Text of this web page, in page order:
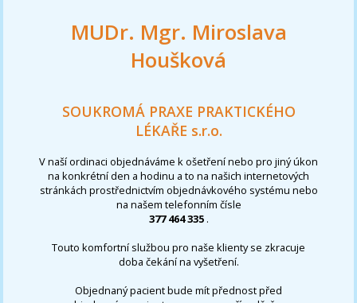
MUDr. Mgr. Miroslava
Houšková
SOUKROMÁ PRAXE PRAKTICKÉHO
LÉKAŘE s.r.o.
V naší ordinaci objednáváme k ošetření nebo pro jiný úkon
na konkrétní den a hodinu a to na našich internetových
stránkách prostřednictvím objednávkového systému nebo
na našem telefonním čísle
377 464 335 .
Touto komfortní službou pro naše klienty se zkracuje
doba čekání na vyšetření.
Objednaný pacient bude mít přednost před